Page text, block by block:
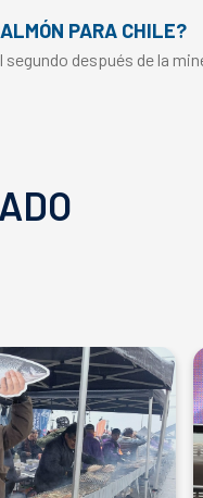
PARA CHILE?
después de la